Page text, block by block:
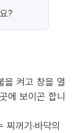
?
을 켜고 창을 열
에 보이곤 합니
찌꺼기·바닥의